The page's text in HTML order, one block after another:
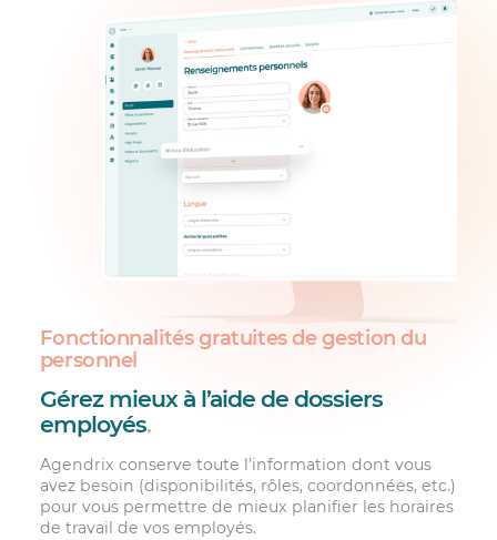
Fonctionnalités gratuites de gestion du
personnel
Gérez mieux à l’aide de dossiers
employés.
Agendrix conserve toute l’information dont vous
avez besoin (disponibilités, rôles, coordonnées, etc.)
pour vous permettre de mieux planifier les horaires
de travail de vos employés.